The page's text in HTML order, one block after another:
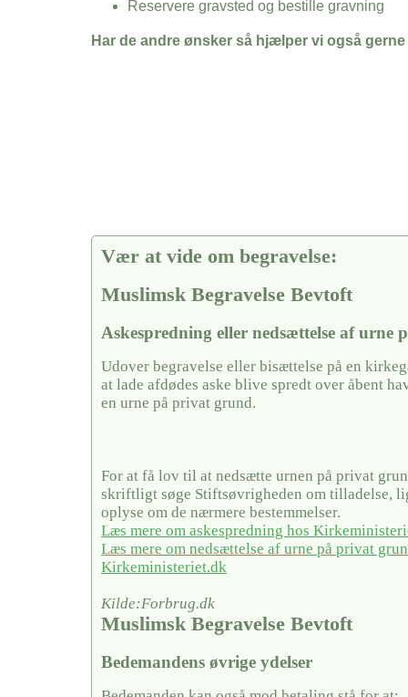
Reservere gravsted og bestille gravning
Har de andre ønsker så hjælper vi også gerne
Vær at vide om begravelse:
Muslimsk Begravelse Bevtoft
Askespredning eller nedsættelse af urne
Udover begravelse eller bisættelse på en
at lade afdødes aske blive spredt over åbent
en urne på privat grund.
For at få lov til at nedsætte urnen på privat
skriftligt søge Stiftsøvrigheden om tilladelse,
oplyse om de nærmere bestemmelser.
Læs mere om askespredning hos
Læs mere om nedsættelse af urne på privat
Kirkeministeriet.dk
Kilde:Forbrug.dk
Muslimsk Begravelse Bevtoft
Bedemandens øvrige ydelser